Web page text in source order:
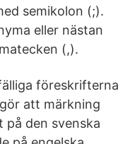
semikolon (;).
eller nästan
(,).
föreskrifterna
att märkning
på den svenska